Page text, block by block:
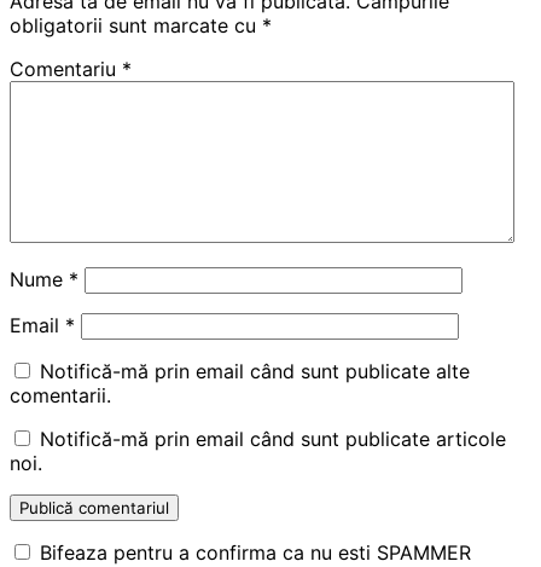
obligatorii sunt marcate cu *
Comentariu *
Nume *
Email *
Notifică-mă prin email când sunt publicate alte
comentarii.
Notifică-mă prin email când sunt publicate articole
noi.
Bifeaza pentru a confirma ca nu esti SPAMMER